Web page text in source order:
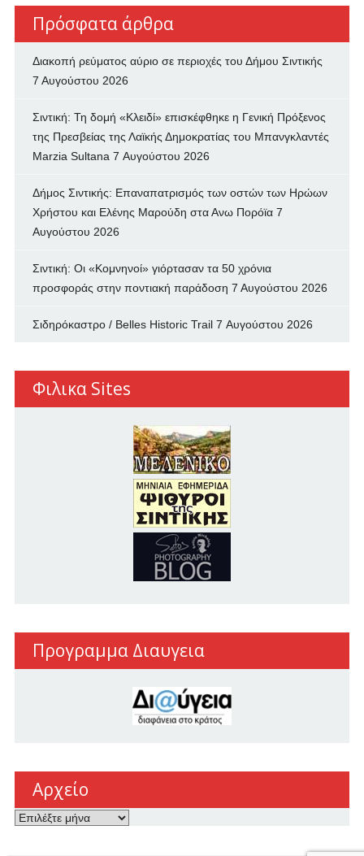
Πρόσφατα άρθρα
Διακοπή ρεύματος αύριο σε περιοχές του Δήμου Σιντικής
7 Αυγούστου 2026
Σιντική: Τη δομή «Κλειδί» επισκέφθηκε η Γενική Πρόξενος
της Πρεσβείας της Λαϊκής Δημοκρατίας του Μπανγκλαντές
Marzia Sultana 7 Αυγούστου 2026
Δήμος Σιντικής: Επαναπατρισμός των oστών των Ηρώων
Χρήστου και Ελένης Μαρούδη στα Ανω Πορόϊα 7
Αυγούστου 2026
Σιντική: Οι «Κομνηνοί» γιόρτασαν τα 50 χρόνια
προσφοράς στην ποντιακή παράδοση 7 Αυγούστου 2026
Σιδηρόκαστρο / Belles Historic Trail 7 Αυγούστου 2026
Φιλικα Sites
Προγραμμα Διαυγεια
Αρχείο
Αρχείο